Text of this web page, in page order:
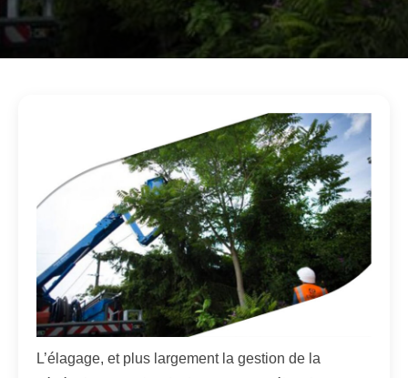
L’élagage, et plus largement la gestion de la